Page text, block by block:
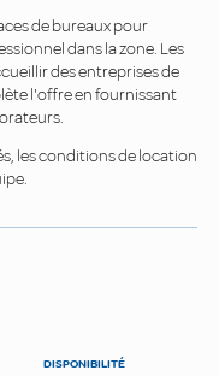
de bureaux pour
dans la zone. Les
des entreprises de
l'offre en fournissant
les conditions de location
DISPONIBILITÉ